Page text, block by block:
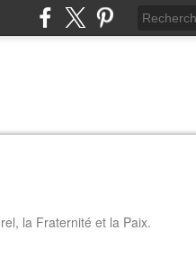
la Fraternité et la Paix.